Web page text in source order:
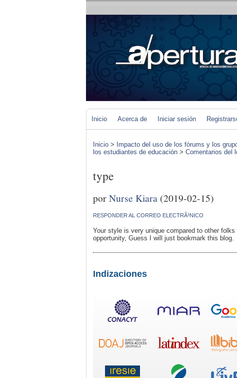
Inicio Acerca de Iniciar sesión
Inicio > Impacto del uso de los fórums y los
los estudiantes de educación > Comentarios del
type
porNurse Kiara (2019-02-15)
RESPONDER AL CORREO ELECTRÃ³NICO
Your style is very unique compared to other
opportunity, Guess I will just bookmark this blog.
Indizaciones